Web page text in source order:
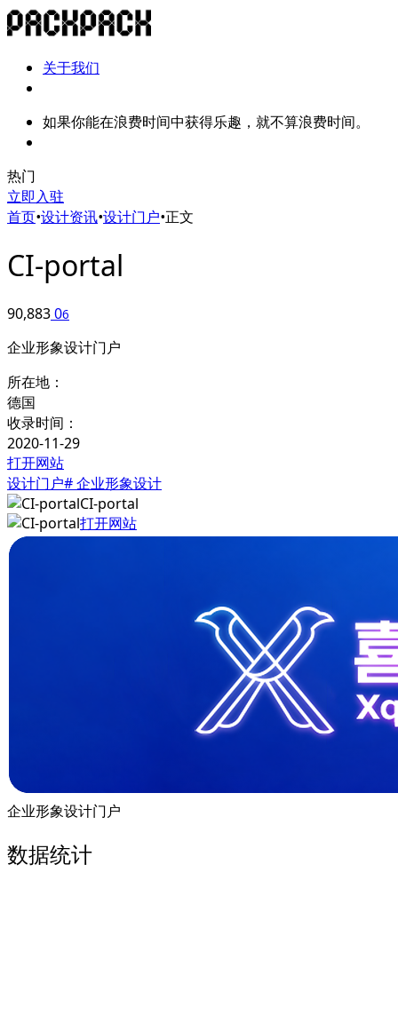
关于我们
如果你能在浪费时间中获得乐趣，就不算浪费时间。
热门
立即入驻
首页•设计资讯•设计门户•正文
CI-portal
90,88306
企业形象设计门户
所在地：
德国
收录时间：
2020-11-29
打开网站
设计门户# 企业形象设计
CI-portal
打开网站
企业形象设计门户
数据统计